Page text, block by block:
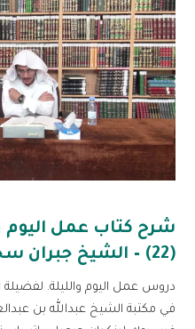
شرح كتاب عمل اليوم
(22) – الشيخ جبران سحاري
دروس عمل اليوم والليلة.